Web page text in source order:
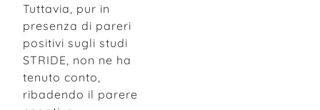
Tuttavia, pur in
presenza di pareri
positivi sugli studi
STRIDE, non ne ha
tenuto conto,
ribadendo il parere